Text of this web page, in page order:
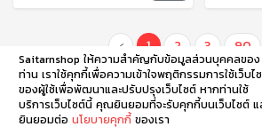
‹ 1 2 3 90
Saitarnshop ให้ความสำคัญกับข้อมูลส่วนบุคคลของ
ท่าน เราใช้คุกกี้เพื่อความเข้าใจพฤติกรรมการใช้เว็บไ
ของผู้ใช้เพื่อพัฒนาและปรับปรุงเว็บไซต์ หากท่านใช้
บริการเว็บไซต์นี้ คุณยินยอมที่จะรับคุกกี้บนเว็บไซต์ แ
ยินยอมต่อ นโยบายคุกกี้ ของเรา